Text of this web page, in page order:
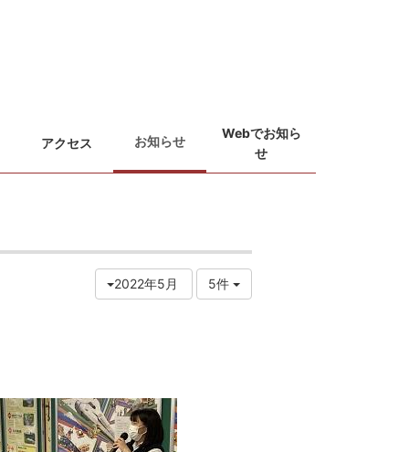
アクセス お知らせ
Webでお知ら
せ
2022年5月 5件